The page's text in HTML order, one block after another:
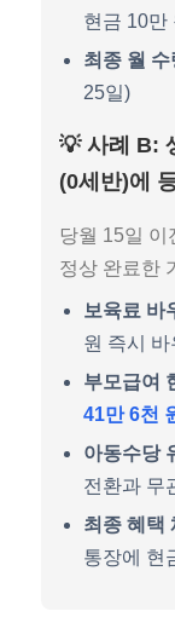
현금 10만
최종 월 수
25일)
💡 사례 B:
(0세반)에
당월 15일 이
정상 완료한
보육료 바
원 즉시
부모급여
41만 6천
아동수당
전환과 무
최종 혜택
통장에 현